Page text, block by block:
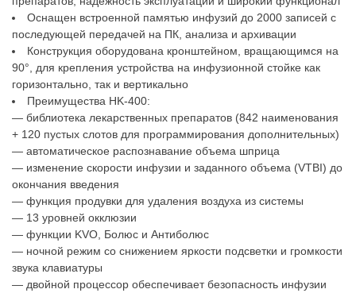
Оснащен встроенной памятью инфузий до 2000 записей с
последующей передачей на ПК, анализа и архивации
Конструкция оборудована кронштейном, вращающимся на
90°, для крепления устройства на инфузионной стойке как
горизонтально, так и вертикально
Преимущества HK-400:
— библиотека лекарственных препаратов (842 наименования
+ 120 пустых слотов для программирования дополнительных)
— автоматическое распознавание объема шприца
— изменение скорости инфузии и заданного объема (VTBI) до
окончания введения
— функция продувки для удаления воздуха из системы
— 13 уровней окклюзии
— функции KVO, Болюс и Антиболюс
— ночной режим со снижением яркости подсветки и громкости
звука клавиатуры
— двойной процессор обеспечивает безопасность инфузии